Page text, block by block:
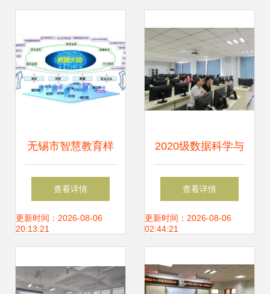
考试，推动信息教
育技科融合
业仪式
无锡市智慧教育样
板区培育名单揭晓
教育科技创新开启
查看详情
更新时间：2026-08-06
20:13:21
2020级数据科学与
大数据技术专业应
用开发课程设计答
查看详情
更新时间：2026-08-06
02:44:21